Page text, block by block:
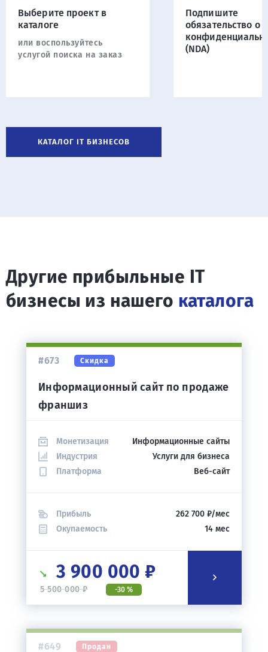
Выберите проект в
каталоге
или воспользуйтесь
услугой поиска на заказ
Подпишите
обязательство о
(NDA)
КАТАЛОГ IT БИЗНЕСОВ
Другие прибыльные IT
бизнесы из нашего каталога
#673 Скидка
Информационный сайт по продаже
франшиз
Монетизация
Информационные сайты
Индустрия
Услуги для бизнеса
Платформа
Веб-сайт
Прибыль
262 700 ₽/мес
Окупаемость
14 мес
3 900 000 ₽
5 500 000 ₽ -30 %
#649 Продан